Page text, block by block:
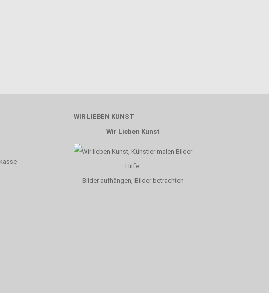
WIR LIEBEN KUNST
Wir Lieben Kunst
Hilfe:
Bilder aufhängen, Bilder betrachten